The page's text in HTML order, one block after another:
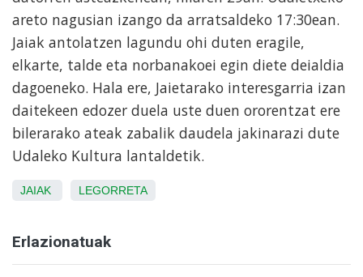
areto nagusian izango da arratsaldeko 17:30ean.
Jaiak antolatzen lagundu ohi duten eragile,
elkarte, talde eta norbanakoei egin diete deialdia
dagoeneko. Hala ere, Jaietarako interesgarria izan
daitekeen edozer duela uste duen ororentzat ere
bilerarako ateak zabalik daudela jakinarazi dute
Udaleko Kultura lantaldetik.
JAIAK LEGORRETA
Erlazionatuak